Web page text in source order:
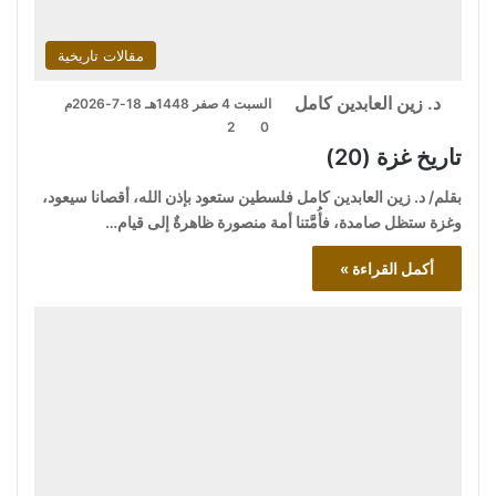
مقالات تاريخية
د. زين العابدين كامل
السبت 4 صفر 1448هـ 18-7-2026م
0
2
تاريخ غزة (20)
بقلم/ د. زين العابدين كامل فلسطين ستعود بإذن الله، أقصانا سيعود،
وغزة ستظل صامدة، فأُمَّتنا أمة منصورة ظاهرةٌ إلى قيام…
أكمل القراءة »